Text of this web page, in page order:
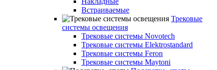
Встраиваемые
Трековые
системы освещения
Трековые системы Novotech
Трековые системы Elektrostandard
Трековые системы Feron
Трековые системы Maytoni